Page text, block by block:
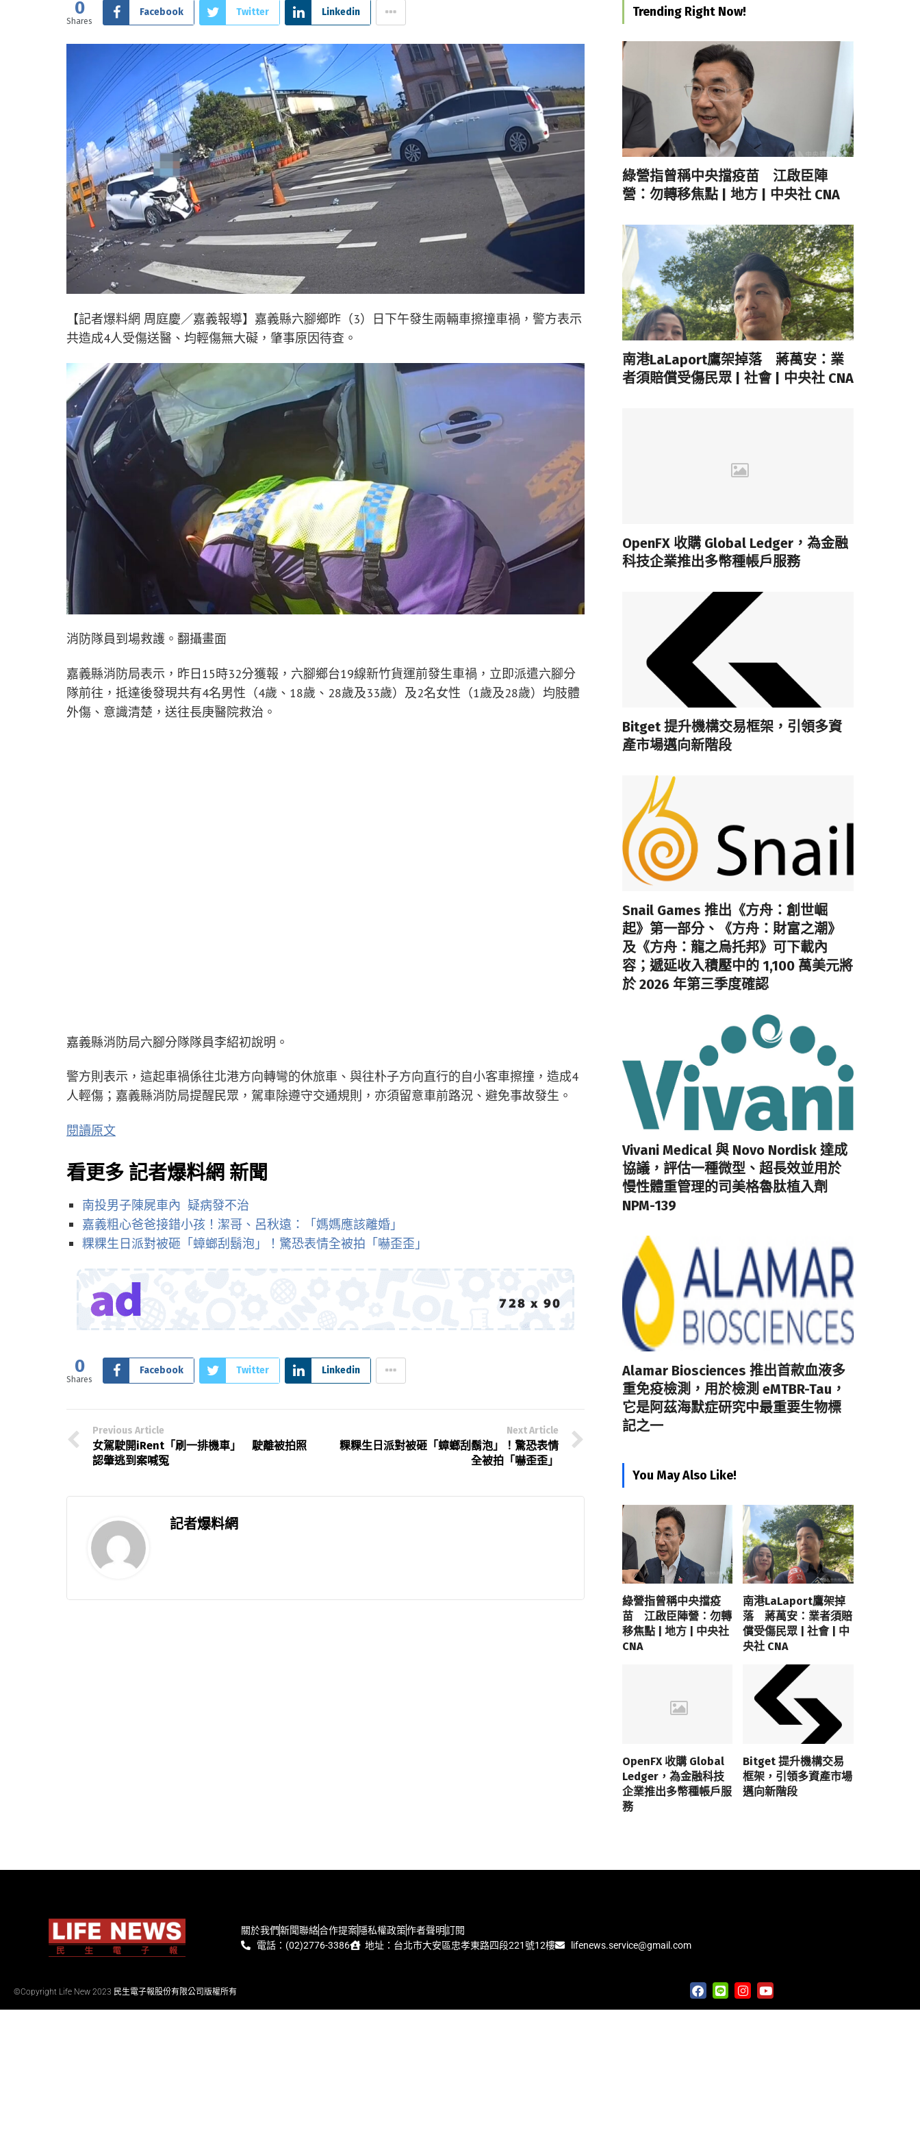
0
Shares
Facebook Twitter Linkedin
【記者爆料網 周庭慶／嘉義報導】嘉義縣六腳鄉昨（3）日下午發生兩輛車擦撞車禍，警方表示
共造成4人受傷送醫、均輕傷無大礙，肇事原因待查。
消防隊員到場救護。翻攝畫面
嘉義縣消防局表示，昨日15時32分獲報，六腳鄉台19線新竹貨運前發生車禍，立即派遣六腳分
隊前往，抵達後發現共有4名男性（4歲、18歲、28歲及33歲）及2名女性（1歲及28歲）均肢體
外傷、意識清楚，送往長庚醫院救治。
嘉義縣消防局六腳分隊隊員李紹初說明。
警方則表示，這起車禍係往北港方向轉彎的休旅車、與往朴子方向直行的自小客車擦撞，造成4
人輕傷；嘉義縣消防局提醒民眾，駕車除遵守交通規則，亦須留意車前路況、避免事故發生。
閱讀原文
看更多 記者爆料網 新聞
南投男子陳屍車內 疑病發不治
嘉義粗心爸爸接錯小孩！潔哥、呂秋遠：「媽媽應該離婚」
粿粿生日派對被砸「蟑螂刮鬍泡」！驚恐表情全被拍「嚇歪歪」
0
Shares
Facebook Twitter Linkedin
Previous Article
女駕駛開iRent「刷一排機車」 駛離被拍照
認肇逃到案喊冤
Next Article
粿粿生日派對被砸「蟑螂刮鬍泡」！驚恐表情
全被拍「嚇歪歪」
記者爆料網
Trending Right Now!
綠營指曾稱中央擋疫苗 江啟臣陣
營：勿轉移焦點 | 地方 | 中央社 CNA
南港LaLaport鷹架掉落 蔣萬安：業
者須賠償受傷民眾 | 社會 | 中央社 CNA
OpenFX 收購 Global Ledger，為金融
科技企業推出多幣種帳戶服務
Bitget 提升機構交易框架，引領多資
產市場邁向新階段
Snail Games 推出《方舟：創世崛
起》第一部分、《方舟：財富之潮》
及《方舟：龍之烏托邦》可下載內
容；遞延收入積壓中的 1,100 萬美元將
於 2026 年第三季度確認
Vivani Medical 與 Novo Nordisk 達成
協議，評估一種微型、超長效並用於
慢性體重管理的司美格魯肽植入劑
NPM-139
Alamar Biosciences 推出首款血液多
重免疫檢測，用於檢測 eMTBR-Tau，
它是阿茲海默症研究中最重要生物標
記之一
You May Also Like!
綠營指曾稱中央擋疫
苗 江啟臣陣營：勿轉
移焦點 | 地方 | 中央社
CNA
南港LaLaport鷹架掉
落 蔣萬安：業者須賠
償受傷民眾 | 社會 | 中
央社 CNA
OpenFX 收購 Global
Ledger，為金融科技
企業推出多幣種帳戶服
務
Bitget 提升機構交易
框架，引領多資產市場
邁向新階段
關於我們新聞聯絡合作提案隱私權政策作者聲明訂閱
電話：(02)2776-3386
地址：台北市大安區忠孝東路四段221號12樓 lifenews.service@gmail.com
©Copyright Life New 2023 民生電子報股份有限公司版權所有